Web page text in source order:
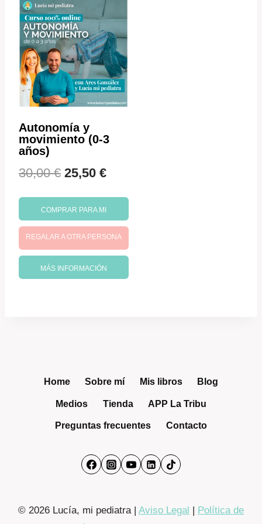
Autonomía y
movimiento (0-3
años)
30,00€ El
precio
original
era:
30,00 €.
25,50 €El
precio
actual
es:
25,50 €.
COMPRAR PARA MI
REGALAR A OTRA PERSONA
MÁS INFORMACIÓN
Home Sobre mí Mis libros Blog
Medios Tienda APP La Tribu
Preguntas frecuentes Contacto
© 2026 Lucía, mi pediatra | Aviso Legal | Política de